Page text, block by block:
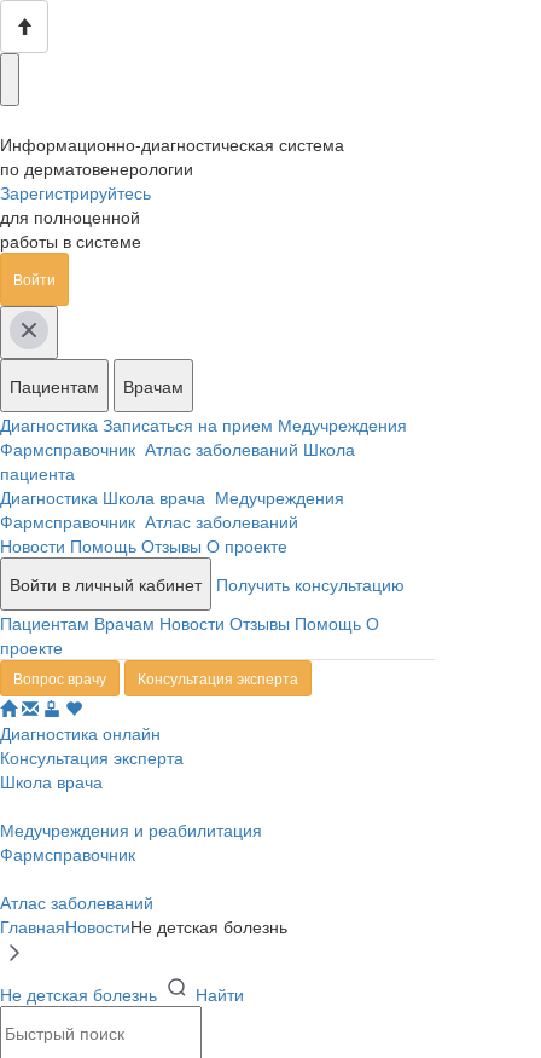
Информационно-диагностическая система
по дерматовенерологии
Зарегистрируйтесь
для полноценной
работы в системе
Войти
Пациентам
Врачам
Диагностика Записаться на прием Медучреждения
Фармсправочник Атлас заболеваний Школа
пациента
Диагностика Школа врача Медучреждения
Фармсправочник Атлас заболеваний
Новости Помощь Отзывы О проекте
Войти в личный кабинет
Получить консультацию
Пациентам Врачам Новости Отзывы Помощь О
проекте
Вопрос врачу Консультация эксперта
Диагностика онлайн
Консультация эксперта
Школа врача
Медучреждения и реабилитация
Фармсправочник
Атлас заболеваний
ГлавнаяНовостиНе детская болезнь
Не детская болезнь Найти